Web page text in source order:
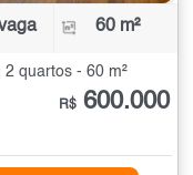
60 m²
quartos - 60 m²
R$ 600.000